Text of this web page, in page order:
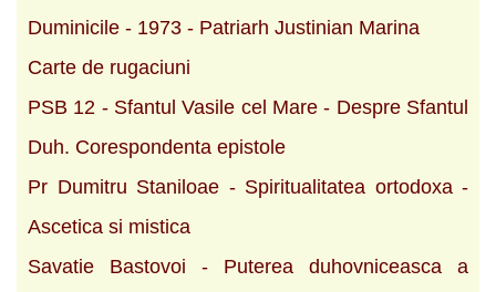
Duminicile - 1973 - Patriarh Justinian Marina
Carte de rugaciuni
PSB 12 - Sfantul Vasile cel Mare - Despre Sfantul
Duh. Corespondenta epistole
Pr Dumitru Staniloae - Spiritualitatea ortodoxa -
Ascetica si mistica
Savatie Bastovoi - Puterea duhovniceasca a